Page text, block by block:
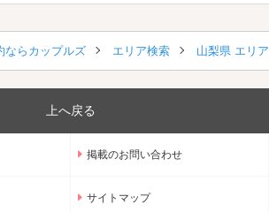
ならカップルズ エリア検索 山梨県 エリ
上へ戻る
掲載のお問い合わせ
サイトマップ